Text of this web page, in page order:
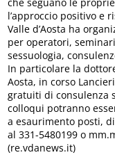
l’approccio positivo e
Valle d’Aosta ha
per operatori,
sessuologia,
In particolare la
Aosta, in corso
gratuiti di consulenza
colloqui potranno
a esaurimento posti,
al 331-5480199 o
(re.vdanews.it)